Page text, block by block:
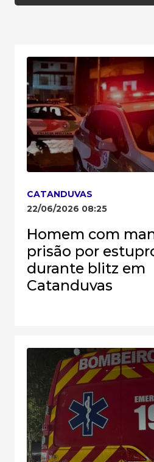
CATANDUVAS
22/06/2026 08:25
Homem com
prisão por
durante blitz em
Catanduvas